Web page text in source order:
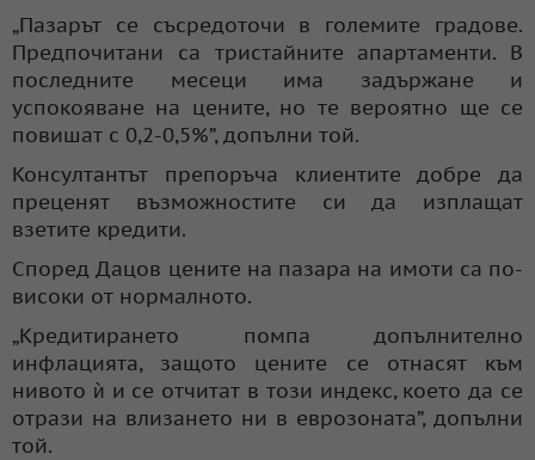
„Пазарът се съсредоточи в големите градове.
Предпочитани са тристайните апартаменти. В
последните месеци има задържане и
успокояване на цените, но те вероятно ще се
повишат с 0,2-0,5%”, допълни той.
Консултантът препоръча клиентите добре да
преценят възможностите си да изплащат
взетите кредити.
Според Дацов цените на пазара на имоти са по-
високи от нормалното.
„Кредитирането помпа допълнително
инфлацията, защото цените се отнасят към
нивото ѝ и се отчитат в този индекс, което да се
отрази на влизането ни в еврозоната”, допълни
той.